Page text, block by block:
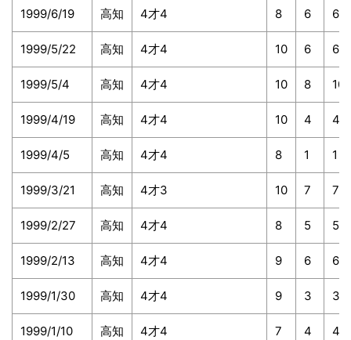
1999/6/19 高知 4才4 8 6 6
1999/5/22 高知 4才4 10 6 6
1999/5/4 高知 4才4 10 8 10
1999/4/19 高知 4才4 10 4 4
1999/4/5 高知 4才4 8 1 1
1999/3/21 高知 4才3 10 7 7
1999/2/27 高知 4才4 8 5 5
1999/2/13 高知 4才4 9 6 6
1999/1/30 高知 4才4 9 3 3
1999/1/10 高知 4才4 7 4 4